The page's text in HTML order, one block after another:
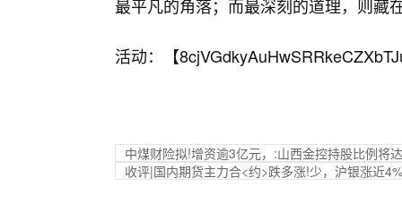
最平凡的角落；而最深刻的道理，则藏
活动：【
中煤财险拟!增资逾3亿元，:山西金控持股比例将
收评|国内期货主力合<约>跌多涨!少，沪银涨近4%